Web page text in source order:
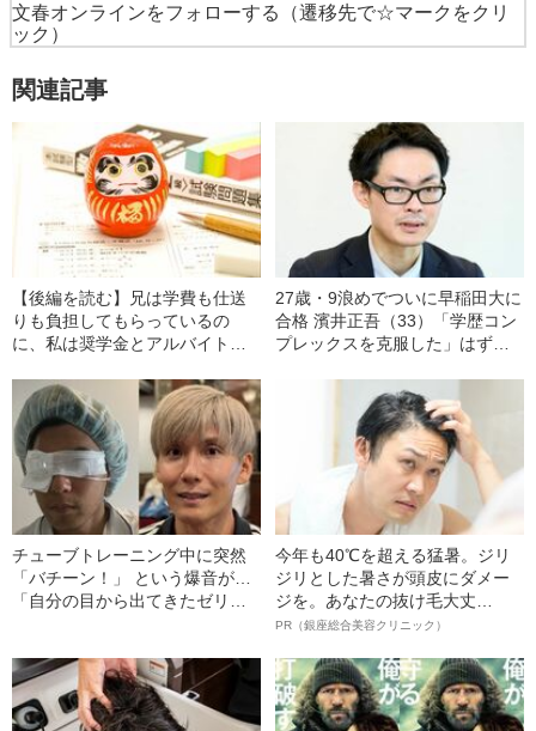
文春オンラインをフォローする
（遷移先で☆マークをクリ
ック）
関連記事
【後編を読む】兄は学費も仕送
りも負担してもらっているの
に、私は奨学金とアルバイトで
れない」と考える親たちの“致命
的な勘違い”とは
27歳・9浪めでついに早稲田大に
合格 濱井正吾（33）「学歴コン
プレックスを克服した」はず
た意外な理由とは
チューブトレーニング中に突然
「バチーン！」 という爆音が…
「自分の目から出てきたゼリー
レーした“サッカー選手”が視覚障
害を負った“恐怖の瞬間”を明かす
今年も40℃を超える猛暑。ジリ
ジリとした暑さが頭皮にダメー
ジを。あなたの抜け毛大丈
夫！？
PR（銀座総合美容クリニック）